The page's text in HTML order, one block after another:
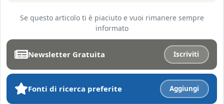
Se questo articolo ti è piaciuto e vuoi rimanere sempre
informato
Newsletter Gratuita Iscriviti
Fonti di ricerca preferite Aggiungi